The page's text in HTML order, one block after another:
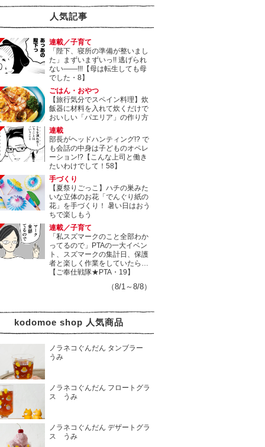
人気記事
連載／子育て
「陛下、寝所の準備が整いまし
た」まずいまずいっ!! 逃げられ
ない――!!!【母は転生しても母
でした・8】
ごはん・おやつ
【旅行気分でスペイン料理】炊
飯器に材料を入れて炊くだけで
おいしい「パエリア」の作り方
連載
部長がヘッドハンティング!? で
も会話の中身は子どものオペレ
ーション!?【こんな上司と働き
たいわけでして！58】
手づくり
【夏祭りごっこ】ハチの巣みた
いな立体のお花「でんぐり紙の
花」を手づくり！ 暑い日はおう
ちで楽しもう
連載／子育て
「私スズマークのこと全部わか
ってるので」PTAの一大イベン
ト、スズマークの集計日、保護
者と楽しく作業をしていたら…
【ご奉仕戦隊★PTA・19】
（8/1～8/8）
kodomoe shop 人気商品
ノラネコぐんだん タンブラー
うみ
ノラネコぐんだん フロートグラ
ス うみ
ノラネコぐんだん デザートグラ
ス うみ